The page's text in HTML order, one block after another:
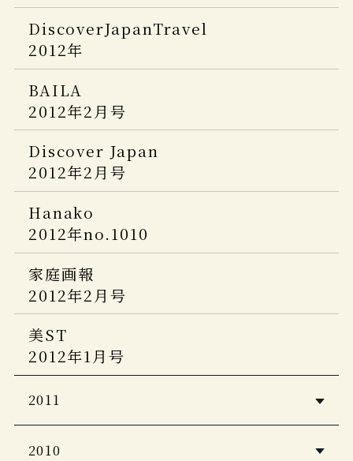
DiscoverJapanTravel
2012年
BAILA
2012年2月号
Discover Japan
2012年2月号
Hanako
2012年no.1010
家庭画報
2012年2月号
美ST
2012年1月号
2011
ホテル旅館
2010